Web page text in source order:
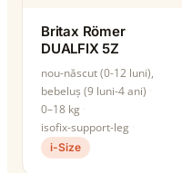
Britax Römer
DUALFIX 5Z
nou-născut (0-12 luni),
bebeluș (9 luni-4 ani)
0–18 kg
isofix-support-leg
i-Size